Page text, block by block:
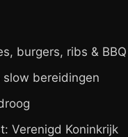
burgers, ribs & BBQ
bereidingen
Verenigd Koninkrijk